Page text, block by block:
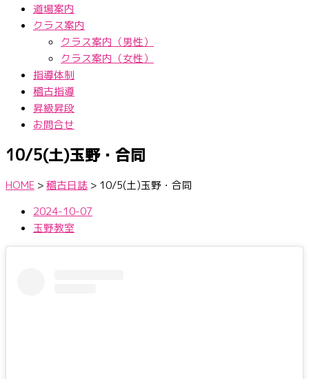
道場案内
クラス案内
クラス案内（男性）
クラス案内（女性）
指導体制
稽古指導
昇級昇段
お問合せ
10/5(土)玉野・合同
HOME >稽古日誌 > 10/5(土)玉野・合同
2024-10-07
玉野教室